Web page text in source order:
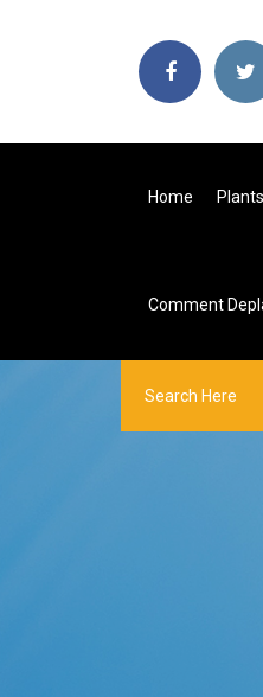
Home
Comment